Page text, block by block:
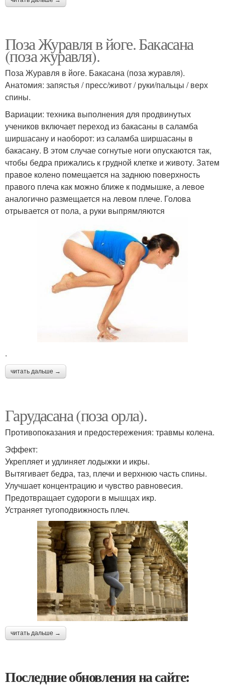
Поза Журавля в йоге. Бакасана
(поза журавля).
Поза Журавля в йоге. Бакасана (поза журавля).
Анатомия: запястья / пресс/живот / руки/пальцы / верх
спины.
Вариации: техника выполнения для продвинутых
учеников включает переход из бакасаны в саламба
ширшасану и наоборот: из саламба ширшасаны в
бакасану. В этом случае согнутые ноги опускаются так,
чтобы бедра прижались к грудной клетке и животу. Затем
правое колено помещается на заднюю поверхность
правого плеча как можно ближе к подмышке, а левое
аналогично размещается на левом плече. Голова
отрывается от пола, а руки выпрямляются
.
читать дальше →
Гарудасана (поза орла).
Противопоказания и предостережения: травмы колена.
Эффект:
Укрепляет и удлиняет лодыжки и икры.
Вытягивает бедра, таз, плечи и верхнюю часть спины.
Улучшает концентрацию и чувство равновесия.
Предотвращает судороги в мышцах икр.
Устраняет тугоподвижность плеч.
читать дальше →
Последние обновления на сайте: